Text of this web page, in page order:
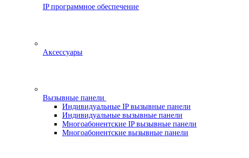
IP программное обеспечение
Аксессуары
Вызывные панели
Индивидуальные IP вызывные панели
Индивидуальные вызывные панели
Многоабонентские IP вызывные панели
Многоабонентские вызывные панели